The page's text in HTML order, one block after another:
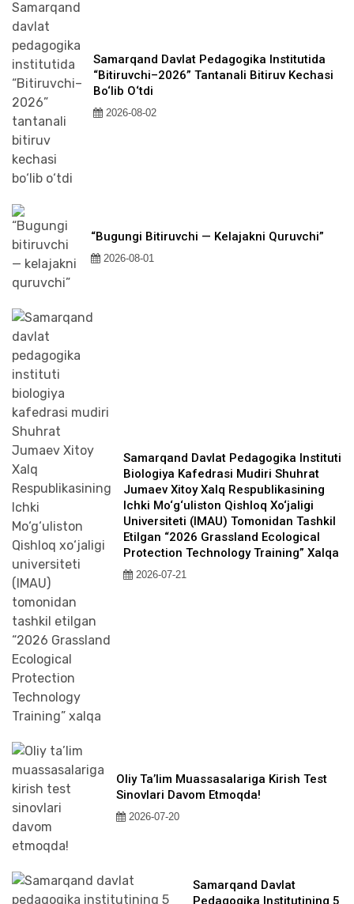
Samarqand Davlat Pedagogika Institutida
“Bitiruvchi–2026” Tantanali Bitiruv Kechasi
Bo‘lib O‘tdi
2026-08-02
“Bugungi Bitiruvchi — Kelajakni Quruvchi”
2026-08-01
Samarqand Davlat Pedagogika Instituti
Biologiya Kafedrasi Mudiri Shuhrat
Jumaev Xitoy Xalq Respublikasining
Ichki Mo‘g‘uliston Qishloq Xo‘jaligi
Universiteti (IMAU) Tomonidan Tashkil
Etilgan “2026 Grassland Ecological
Protection Technology Training” Xalqa
2026-07-21
Oliy Ta’lim Muassasalariga Kirish Test
Sinovlari Davom Etmoqda!
2026-07-20
Samarqand Davlat
Pedagogika Institutining 5